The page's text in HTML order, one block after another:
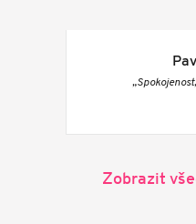
Zobrazit